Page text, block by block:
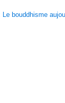
bouddhisme